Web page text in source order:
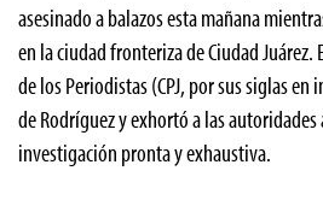
asesinado a balazos esta mañana
en la ciudad fronteriza de Ciudad Juárez.
de los Periodistas (CPJ, por sus siglas
de Rodríguez y exhortó a las
investigación pronta y exhaustiva.